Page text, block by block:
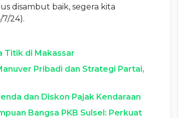
disambut baik, segera kita
24).
Titik di Makassar
Pribadi dan Strategi Partai,
dan Diskon Pajak Kendaraan
Bangsa PKB Sulsel: Perkuat